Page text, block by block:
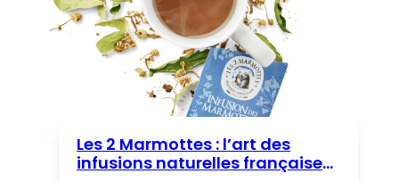
Les 2 Marmottes : l’art des
infusions naturelles françaises